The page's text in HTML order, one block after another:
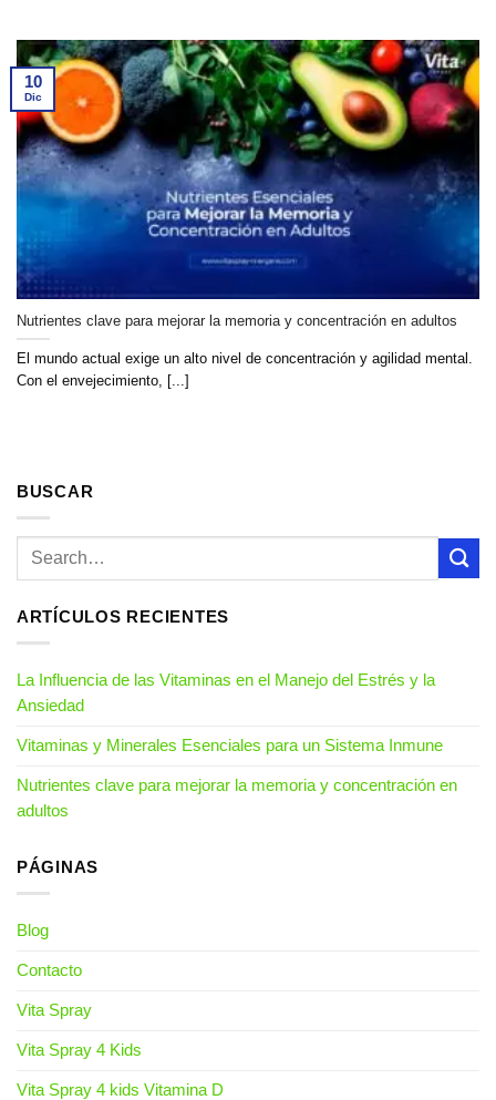
Nutrientes clave para mejorar la memoria y concentración en adultos
El mundo actual exige un alto nivel de concentración y agilidad mental.
Con el envejecimiento, [...]
10
Dic
BUSCAR
ARTÍCULOS RECIENTES
La Influencia de las Vitaminas en el Manejo del Estrés y la
Ansiedad
Vitaminas y Minerales Esenciales para un Sistema Inmune
Nutrientes clave para mejorar la memoria y concentración en
adultos
PÁGINAS
Blog
Contacto
Vita Spray
Vita Spray 4 Kids
Vita Spray 4 kids Vitamina D